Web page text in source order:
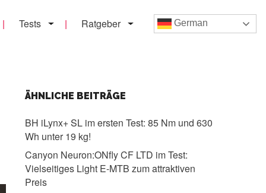
Tests Ratgeber German
ÄHNLICHE BEITRÄGE
BH iLynx+ SL im ersten Test: 85 Nm und 630
Wh unter 19 kg!
Canyon Neuron:ONfly CF LTD im Test:
Vielseitiges Light E-MTB zum attraktiven
Preis